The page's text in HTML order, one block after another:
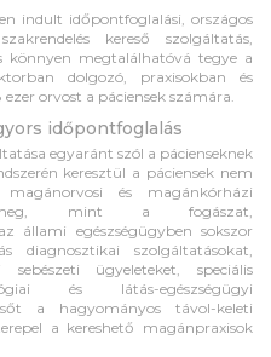
indult időpontfoglalási, országos
kereső szolgáltatás,
könnyen megtalálhatóvá tegye a
dolgozó, praxisokban és
orvost a páciensek számára.
időpontfoglalás
egyaránt szól a pácienseknek
keresztül a páciensek nem
és magánkórházi
meg, mint a fogászat,
állami egészségügyben sokszor
diagnosztikai szolgáltatásokat,
ügyeleteket, speciális
és látás-egészségügyi
a hagyományos távol-keleti
a kereshető magánpraxisok